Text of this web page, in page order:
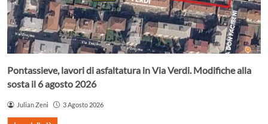
Pontassieve, lavori di asfaltatura in Via Verdi. Modifiche alla
sosta il 6 agosto 2026
Julian Zeni 3 Agosto 2026